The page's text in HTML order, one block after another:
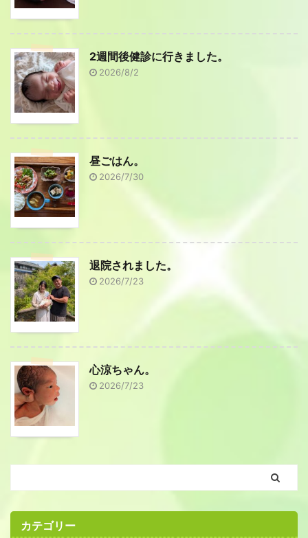
2週間後健診に行きました。
2026/8/2
昼ごはん。
2026/7/30
退院されました。
2026/7/23
心涼ちゃん。
2026/7/23
カテゴリー